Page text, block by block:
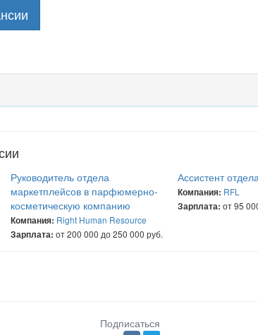
Руководитель отдела
маркетплейсов в парфюмерно-
косметическую компанию
Компания: Right Human Resource
Зарплата: от 200 000 до 250 000 руб.
Ассистент
Компания: RFL
Зарплата: от 95
Подписаться